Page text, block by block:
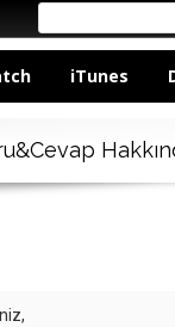
iTunes